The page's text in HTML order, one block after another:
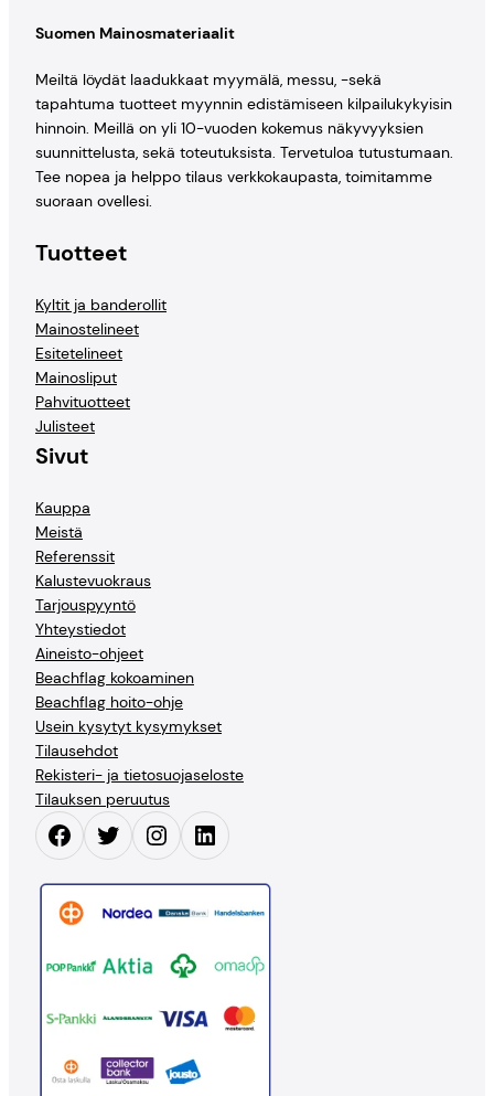
Suomen Mainosmateriaalit
Meiltä löydät laadukkaat myymälä, messu, -sekä
tapahtuma tuotteet myynnin edistämiseen kilpailukykyisin
hinnoin. Meillä on yli 10-vuoden kokemus näkyvyyksien
suunnittelusta, sekä toteutuksista. Tervetuloa tutustumaan.
Tee nopea ja helppo tilaus verkkokaupasta, toimitamme
suoraan ovellesi.
Tuotteet
Kyltit ja banderollit
Mainostelineet
Esitetelineet
Mainosliput
Pahvituotteet
Julisteet
Sivut
Kauppa
Meistä
Referenssit
Kalustevuokraus
Tarjouspyyntö
Yhteystiedot
Aineisto-ohjeet
Beachflag kokoaminen
Beachflag hoito-ohje
Usein kysytyt kysymykset
Tilausehdot
Rekisteri- ja tietosuojaseloste
Tilauksen peruutus
Facebook Twitter Instagram LinkedIn